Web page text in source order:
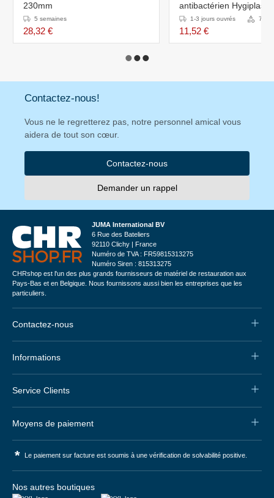
230mm
5 semaines
28,32 €
antibactérien Hygiplas -
450x300x10mm -
6 couleurs
1-3 jours ouvrés 7
11,52 €
Contactez-nous!
Vous ne le regretterez pas, notre personnel amical vous
aidera de tout son cœur.
Contactez-nous
Demander un rappel
JUMA International BV
6 Rue des Bateliers
92110 Clichy | France
Numéro de TVA : FR59815313275
Numéro Siren : 815313275
CHRshop est l'un des plus grands fournisseurs de matériel de restauration aux
Pays-Bas et en Belgique. Nous fournissons aussi bien les entreprises que les
particuliers.
Contactez-nous
Informations
Service Clients
Moyens de paiement
* Le paiement sur facture est soumis à une vérification de solvabilité positive.
Nos autres boutiques